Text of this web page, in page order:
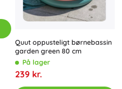
Quut oppusteligt børnebassin
garden green 80 cm
På lager
239 kr.